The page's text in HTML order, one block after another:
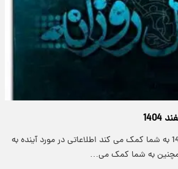
فال امروز 10 اسفند ماه 1404 به شما کمک می کند اطلاعاتی در مورد آینده به
به شما کمک می…